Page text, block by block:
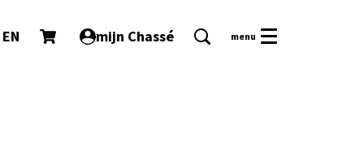
EN mijn Chassé menu